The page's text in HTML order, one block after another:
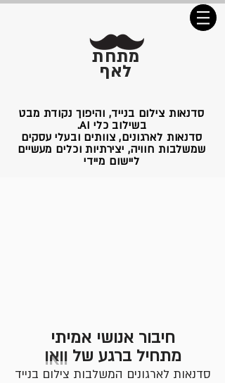
מתחת
לאף
סדנאות צילום בנייד, והיפוך נקודת מבט
בשילוב כלי AI.
סדנאות לארגונים, צוותים ובעלי עסקים
שמשלבות חוויה, יצירתיות וכלים מעשיים
ליישום מיידי
חיבור אנושי אמיתי
מתחיל ברגע שלוואו
סדנאות לארגונים המשלבות צילום בנייד